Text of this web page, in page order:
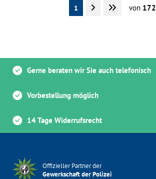
1 von 172
Gerne beraten wir Sie auch telefonisch
Vorbestellung möglich
14 Tage Widerrufsrecht
Offizieller Partner der
Gewerkschaft der Polizei